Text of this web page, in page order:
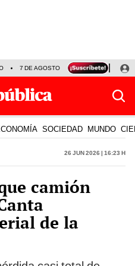
7 DE AGOSTO TINKA RESULTADOS
SOCIEDAD MUNDO
26 Jun 2026 | 16:23 h
camión
de la